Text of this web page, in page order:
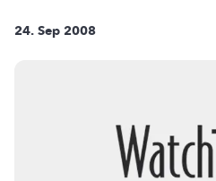
24. Sep 2008